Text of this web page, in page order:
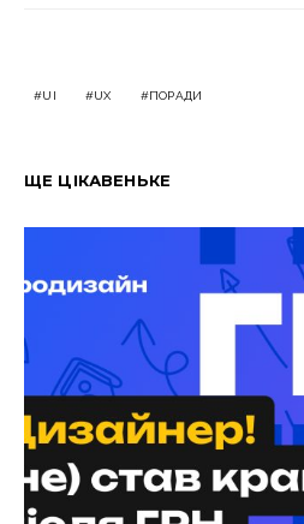
UI UX ПОРАДИ
ЩЕ ЦІКАВЕНЬКЕ